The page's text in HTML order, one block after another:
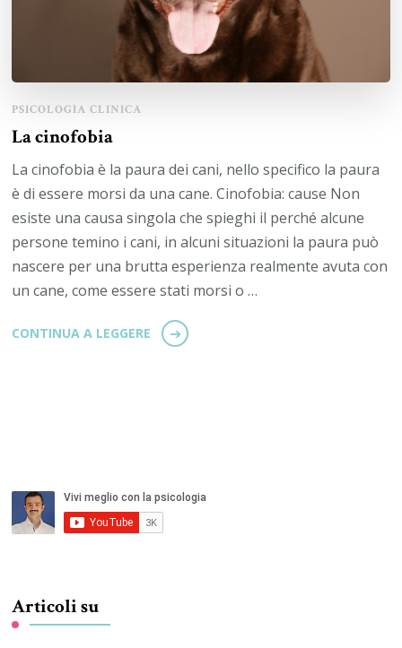
PSICOLOGIA CLINICA
La cinofobia
La cinofobia è la paura dei cani, nello specifico la paura
è di essere morsi da una cane. Cinofobia: cause Non
esiste una causa singola che spieghi il perché alcune
persone temino i cani, in alcuni situazioni la paura può
nascere per una brutta esperienza realmente avuta con
un cane, come essere stati morsi o …
CONTINUA A LEGGERE
Articoli su